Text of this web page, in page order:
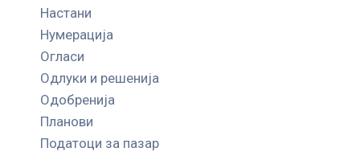
Настани
Нумерација
Огласи
Одлуки и решенија
Одобренија
Планови
Податоци за пазар